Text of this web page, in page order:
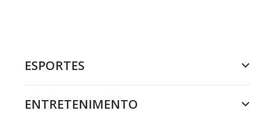
ESPORTES
ENTRETENIMENTO